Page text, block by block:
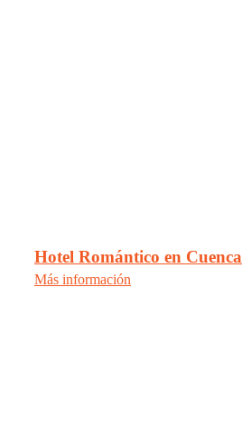
Hotel Romántico en Cuenca
Más información